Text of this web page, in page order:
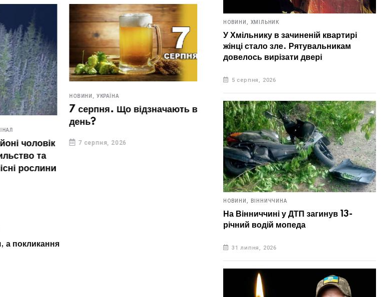
та
НОВИНИ, УКРАЇНА
7 серпня. Що відзначають в цей
день?
7 серпня, 2026
6 серпня. Що відзначають в цей
день?
6 серпня, 2026
а покликання
НОВИНИ, ХМІЛЬНИК
У Хмільнику в зачиненій квартирі
жінці стало зле. Рятувальникам
довелось вирізати двері
5 серпня, 2026
НОВИНИ, ВІННИЧЧИНА
На Вінниччині у ДТП загинув 13-
річний водій мопеда
31 липня, 2026